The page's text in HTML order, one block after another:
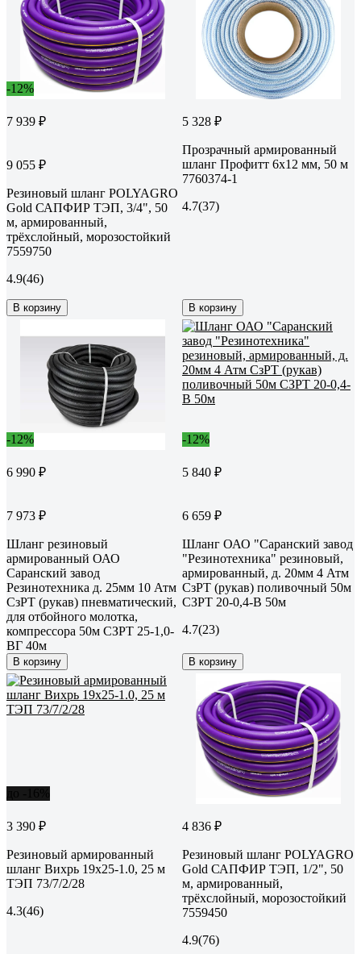
-12%
7 939 ₽
9 055 ₽
Резиновый шланг POLYAGRO
Gold САПФИР ТЭП, 3/4", 50
м, армированный,
трёхслойный, морозостойкий
7559750
4.9(46)
В корзину
5 328 ₽
Прозрачный армированный
шланг Профитт 6х12 мм, 50 м
7760374-1
4.7(37)
В корзину
-12%
6 990 ₽
7 973 ₽
Шланг резиновый
армированный ОАО
Саранский завод
Резинотехника д. 25мм 10 Атм
СзРТ (рукав) пневматический,
для отбойного молотка,
компрессора 50м СЗРТ 25-1,0-
ВГ 40м
В корзину
-12%
5 840 ₽
6 659 ₽
Шланг ОАО "Саранский завод
"Резинотехника" резиновый,
армированный, д. 20мм 4 Атм
СзРТ (рукав) поливочный 50м
СЗРТ 20-0,4-В 50м
4.7(23)
В корзину
3 390 ₽
Резиновый армированный
шланг Вихрь 19x25-1.0, 25 м
ТЭП 73/7/2/28
4.3(46)
4 836 ₽
Резиновый шланг POLYAGRO
Gold САПФИР ТЭП, 1/2", 50
м, армированный,
трёхслойный, морозостойкий
7559450
4.9(76)